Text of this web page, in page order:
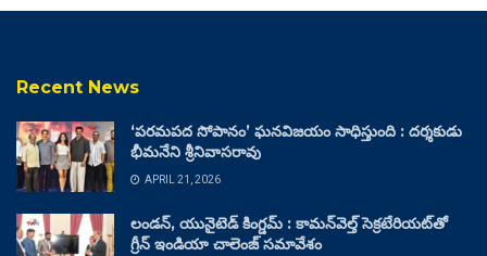
Recent News
‘పరమపద సోపానం’ ఘనవిజయం సాధిస్తుంది : దర్శకుడు
భీమనేని శ్రీనివాసరావు
APRIL 21, 2026
లండన్, యునైటెడ్ కింగ్డమ్ : కామన్‌వెల్త్ సెక్రటేరియట్‌తో
గ్రీన్ ఇండియా చాలెంజ్ సమావేశం